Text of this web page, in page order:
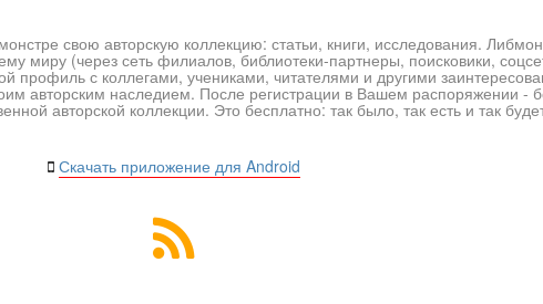
свою авторскую коллекцию: статьи, книги, исследования.
миру (через сеть филиалов, библиотеки-партнеры, поисковики,
профиль с коллегами, учениками, читателями и другими
авторским наследием. После регистрации в Вашем распоряжении -
авторской коллекции. Это бесплатно: так было, так есть и так
Скачать приложение для Android